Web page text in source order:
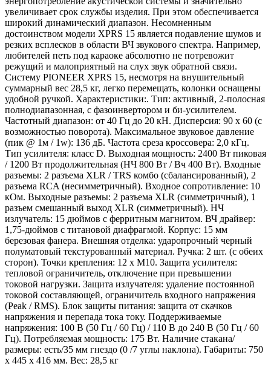
увеличивает срок службы изделия. При этом обеспечивается
широкий динамический диапазон. Несомненным
достоинством модели XPRS 15 является подавление шумов и
резких всплесков в области ВЧ звукового спектра. Например,
любителей петь под караоке абсолютно не потревожит
режущий и малоприятный на слух звук обратной связи.
Систему PIONEER XPRS 15, несмотря на внушительный
суммарный вес 28,5 кг, легко перемещать, колонки оснащены
удобной ручкой. Характеристики:. Тип: активный, 2-полосная
полнодиапазонная, с фазоинвертором и би-усилителем.
Частотный диапазон: от 40 Гц до 20 кН. Дисперсия: 90 х 60 (с
возможностью поворота). Максимальное звуковое давление
(пик @ 1м / 1w): 136 дБ. Частота среза кроссовера: 2,0 кГц.
Тип усилителя: класс D. Выходная мощность: 2400 Вт пиковая
/ 1200 Вт продолжительная (НЧ 800 Вт / Вч 400 Вт). Входные
разъемы: 2 разъема XLR / TRS комбо (сбалансированный), 2
разъема RCA (несимметричный). Входное сопротивление: 10
кОм. Выходные разъемы: 2 разъема XLR (симметричный), 1
разъем смешанный выход XLR (симметричный). НЧ
излучатель: 15 дюймов с ферритным магнитом. ВЧ драйвер:
1,75-дюймов с титановой диафрагмой. Корпус: 15 мм
березовая фанера. Внешняя отделка: ударопрочный черный
полуматовый текстурованный материал. Ручка: 2 шт. (с обеих
сторон). Точки крепления: 12 x M10. Защита усилителя:
тепловой ограничитель, отключение при превышении
токовой нагрузки. Защита излучателя: удаление постоянной
токовой составляющей, ограничитель входного напряжения
(Peak / RMS). Блок защиты питания: защита от скачков
напряжения и перепада тока току. Поддерживаемые
напряжения: 100 В (50 Гц / 60 Гц) / 110 В до 240 В (50 Гц / 60
Гц). Потребляемая мощность: 175 Вт. Наличие стакана/
размеры: есть/35 мм гнездо (0 /7 углы наклона). Габариты: 750
х 445 х 416 мм. Вес: 28,5 кг